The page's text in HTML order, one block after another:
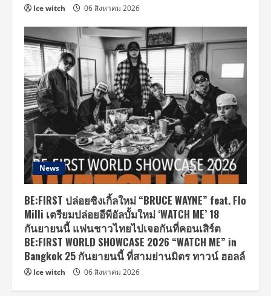
Ice witch 06 สิงหาคม 2026
News
BE:FIRST ปล่อยซิงเกิ้ลใหม่ “BRUCE WAYNE” feat. Flo
Milli เตรียมปล่อยอีพีอัลบั้มใหม่ ‘WATCH ME’ 18
กันยายนนี้ แฟนชาวไทยไปเจอกันที่คอนเสิร์ต
BE:FIRST WORLD SHOWCASE 2026 “WATCH ME” in
Bangkok 25 กันยายนนี้ ที่สามย่านมิตร ทาวน์ ฮอลล์
Ice witch 06 สิงหาคม 2026